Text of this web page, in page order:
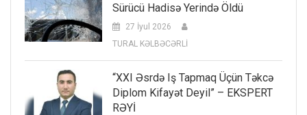
Sürücü Hadisə Yerində Öldü
27 İyul 2026
TURAL KƏLBƏCƏRLİ
“XXI Əsrdə Iş Tapmaq Üçün Təkcə
Diplom Kifayət Deyil” – EKSPERT
RƏYİ